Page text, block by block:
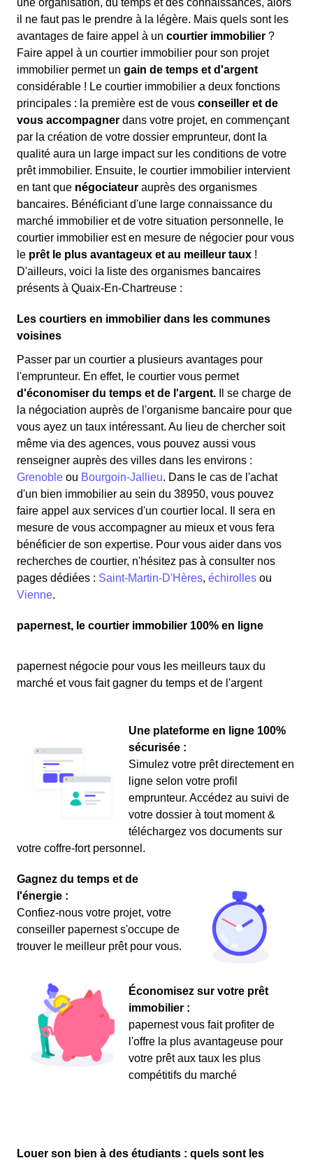
une organisation, du temps et des connaissances, alors
il ne faut pas le prendre à la légère. Mais quels sont les
avantages de faire appel à un courtier immobilier ?
Faire appel à un courtier immobilier pour son projet
immobilier permet un gain de temps et d'argent
considérable ! Le courtier immobilier a deux fonctions
principales : la première est de vous conseiller et de
vous accompagner dans votre projet, en commençant
par la création de votre dossier emprunteur, dont la
qualité aura un large impact sur les conditions de votre
prêt immobilier. Ensuite, le courtier immobilier intervient
en tant que négociateur auprès des organismes
bancaires. Bénéficiant d'une large connaissance du
marché immobilier et de votre situation personnelle, le
courtier immobilier est en mesure de négocier pour vous
le prêt le plus avantageux et au meilleur taux !
D'ailleurs, voici la liste des organismes bancaires
présents à Quaix-En-Chartreuse :
Les courtiers en immobilier dans les communes
voisines
Passer par un courtier a plusieurs avantages pour
l'emprunteur. En effet, le courtier vous permet
d'économiser du temps et de l'argent.
Il se charge de
la négociation auprès de l'organisme bancaire pour que
vous ayez un taux intéressant. Au lieu de chercher soit
même via des agences, vous pouvez aussi vous
renseigner auprès des villes dans les environs :
Grenoble ou Bourgoin-Jallieu. Dans le cas de l'achat
d'un bien immobilier au sein du 38950, vous pouvez
faire appel aux services d'un courtier local. Il sera en
mesure de vous accompagner au mieux et vous fera
bénéficier de son expertise. Pour vous aider dans vos
recherches de courtier, n'hésitez pas à consulter nos
pages dédiées : Saint-Martin-D'Hères, échirolles ou
Vienne.
papernest, le courtier immobilier 100% en ligne
papernest négocie pour vous les meilleurs taux du
marché et vous fait gagner du temps et de l'argent
Une plateforme en ligne 100%
sécurisée :
Simulez votre prêt directement en
ligne selon votre profil
emprunteur. Accédez au suivi de
votre dossier à tout moment &
téléchargez vos documents sur
votre coffre-fort personnel.
Gagnez du temps et de
l'énergie :
Confiez-nous votre projet, votre
conseiller papernest s'occupe de
trouver le meilleur prêt pour vous.
Économisez sur votre prêt
immobilier :
papernest vous fait profiter de
l'offre la plus avantageuse pour
votre prêt aux taux les plus
compétitifs du marché
Louer son bien à des étudiants : quels sont les